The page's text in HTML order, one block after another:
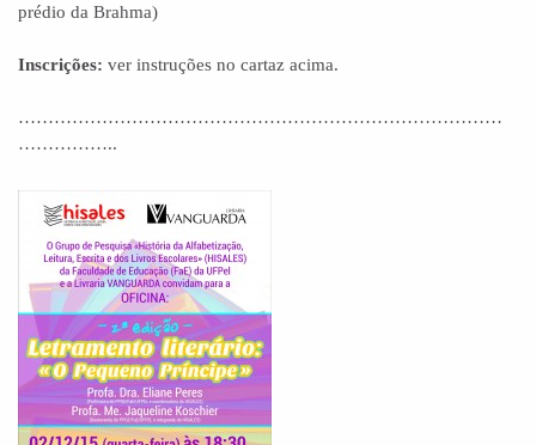
prédio da Brahma)
Inscrições: ver instruções no cartaz acima.
………………………………………………………………………
……………..